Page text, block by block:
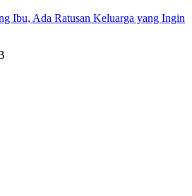
Ibu, Ada Ratusan Keluarga yang Ingin